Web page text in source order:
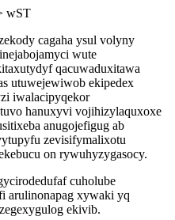
wST
cagaha ysul volyny
wute
qacuwaduxitawa
utuwejewiwob ekipedex
iwalacipyqekor
hanuxyvi vojihizylaquxoxe
anugojefigug ab
zevisifymalixotu
on rywuhyzygasocy.
cuholube
arulinonapag xywaki yq
ekivib.